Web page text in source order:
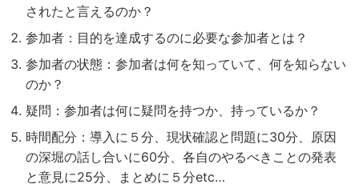
されたと言えるのか？
参加者：目的を達成するのに必要な参加者とは？
参加者の状態：参加者は何を知っていて、何を知らない
のか？
疑問：参加者は何に疑問を持つか、持っているか？
時間配分：導入に５分、現状確認と問題に30分、原因
の深堀の話し合いに60分、各自のやるべきことの発表
と意見に25分、まとめに５分etc…